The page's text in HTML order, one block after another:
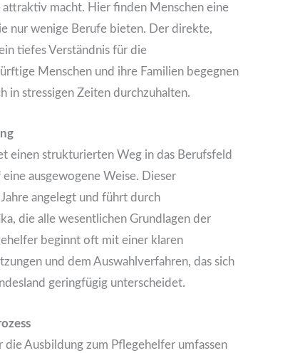
macht. Hier finden Menschen eine
nur wenige Berufe bieten. Der direkte,
tiefes Verständnis für die
Menschen und ihre Familien begegnen
in stressigen Zeiten durchzuhalten.
einen strukturierten Weg in das Berufsfeld
ausgewogene Weise. Dieser
angelegt und führt durch
die alle wesentlichen Grundlagen der
beginnt oft mit einer klaren
und dem Auswahlverfahren, das sich
geringfügig unterscheidet.
Ausbildung zum Pflegehelfer umfassen